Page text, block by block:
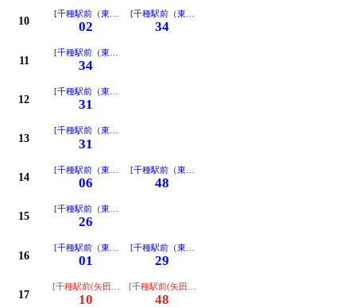
10
[千種駅前（東部医療センター経由）ゆき]
02
[千種駅前（東部医療センター経由）ゆき]
34
11
[千種駅前（東部医療センター経由）ゆき]
34
12
[千種駅前（東部医療センター経由）ゆき]
31
13
[千種駅前（東部医療センター経由）ゆき]
31
14
[千種駅前（東部医療センター経由）ゆき]
06
[千種駅前（東部医療センター経由）ゆき]
48
15
[千種駅前（東部医療センター経由）ゆき]
26
16
[千種駅前（東部医療センター経由）ゆき]
01
[千種駅前（東部医療センター経由）ゆき]
29
17
[千種駅前(矢田住宅経由)ゆき]
10
[千種駅前(矢田住宅経由)ゆき]
48